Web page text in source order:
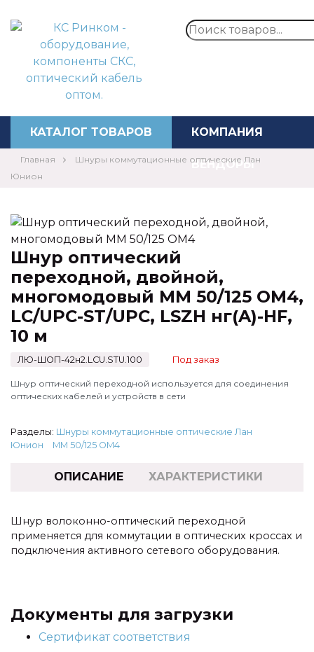
КАТАЛОГ ТОВАРОВ КОМПАНИЯ
ВЕНДОРЫ
НОВОСТИ
ЦЕНЫ
Главная
Шнуры коммутационные оптические Лан
Юнион
Шнур оптический
переходной, двойной,
многомодовый MM 50/125 OM4,
LC/UPC-ST/UPC, LSZH нг(A)-HF,
10 м
ЛЮ-ШОП-42н2.LCU.STU.100 Под заказ
Шнур оптический переходной используется для соединения
оптических кабелей и устройств в сети
Разделы: Шнуры коммутационные оптические Лан
Юнион
MM 50/125 OM4
ОПИСАНИЕ ХАРАКТЕРИСТИКИ
Шнур волоконно-оптический переходной
применяется для коммутации в оптических кроссах и
подключения активного сетевого оборудования.
Документы для загрузки
Сертификат соответствия